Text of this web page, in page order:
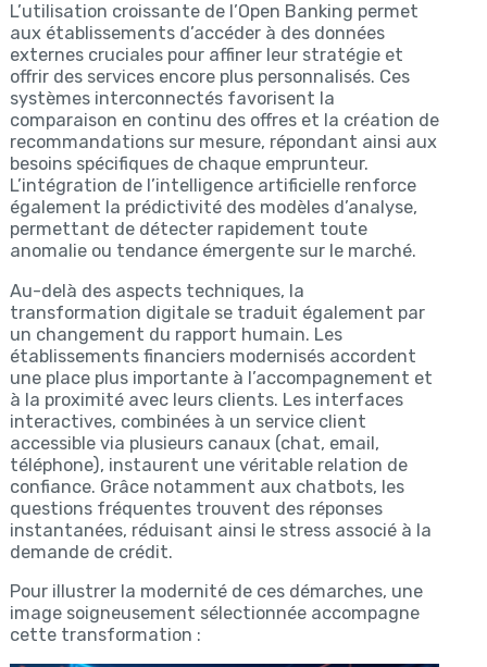
L’utilisation croissante de l’Open Banking permet
aux établissements d’accéder à des données
externes cruciales pour affiner leur stratégie et
offrir des services encore plus personnalisés. Ces
systèmes interconnectés favorisent la
comparaison en continu des offres et la création de
recommandations sur mesure, répondant ainsi aux
besoins spécifiques de chaque emprunteur.
L’intégration de l’intelligence artificielle renforce
également la prédictivité des modèles d’analyse,
permettant de détecter rapidement toute
anomalie ou tendance émergente sur le marché.
Au-delà des aspects techniques, la
transformation digitale se traduit également par
un changement du rapport humain. Les
établissements financiers modernisés accordent
une place plus importante à l’accompagnement et
à la proximité avec leurs clients. Les interfaces
interactives, combinées à un service client
accessible via plusieurs canaux (chat, email,
téléphone), instaurent une véritable relation de
confiance. Grâce notamment aux chatbots, les
questions fréquentes trouvent des réponses
instantanées, réduisant ainsi le stress associé à la
demande de crédit.
Pour illustrer la modernité de ces démarches, une
image soigneusement sélectionnée accompagne
cette transformation :